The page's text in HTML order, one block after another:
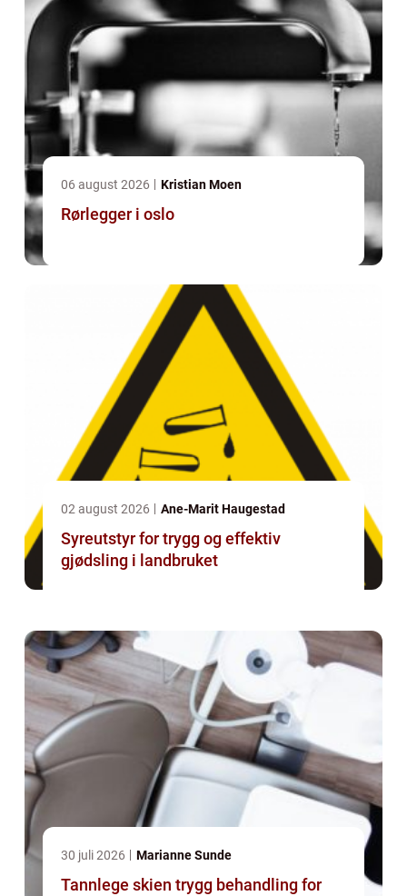
06 august 2026 Kristian Moen
Rørlegger i oslo
02 august 2026 Ane-Marit Haugestad
Syreutstyr for trygg og effektiv
gjødsling i landbruket
30 juli 2026 Marianne Sunde
Tannlege skien trygg behandling for